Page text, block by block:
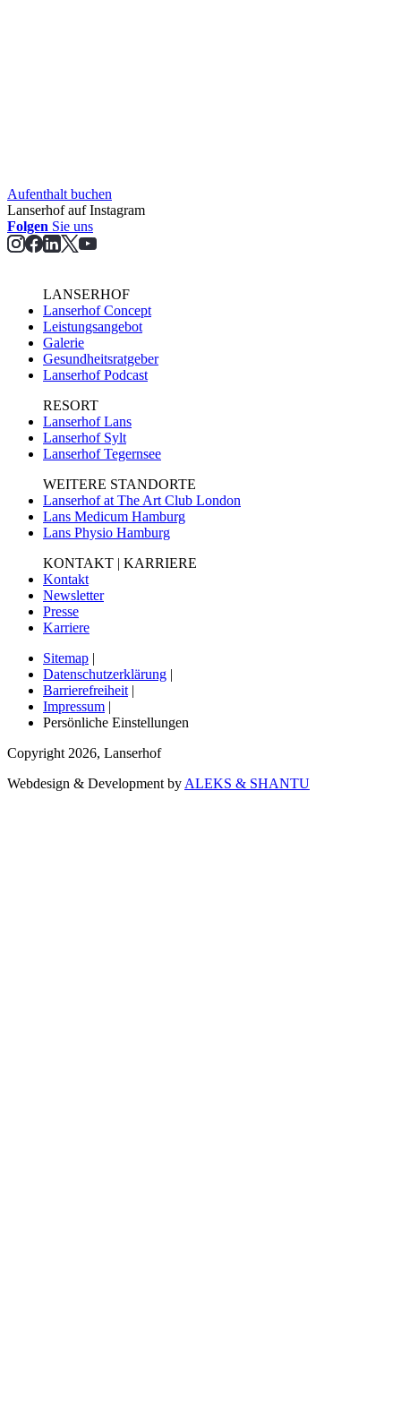
Aufent­halt buchen
Lanserhof auf Instagram
Folgen Sie uns
LANSERHOF
Lanserhof Concept
Leistungsangebot
Galerie
Gesundheitsratgeber
Lanserhof Podcast
RESORT
Lanserhof Lans
Lanserhof Sylt
Lanserhof Tegernsee
WEITERE STANDORTE
Lanserhof at The Art Club London
Lans Medicum Hamburg
Lans Physio Hamburg
KONTAKT | KARRIERE
Kontakt
Newsletter
Presse
Karriere
Sitemap |
Datenschutzerklärung |
Barrierefreiheit|
Impressum |
Persönliche Einstellungen
Copyright2026, Lanserhof
Webdesign & Development byALEKS & SHANTU